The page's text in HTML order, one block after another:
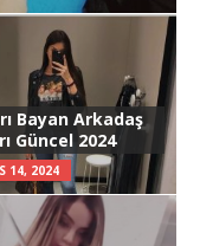
Bayan Arkadaş
Güncel 2024
14, 2024